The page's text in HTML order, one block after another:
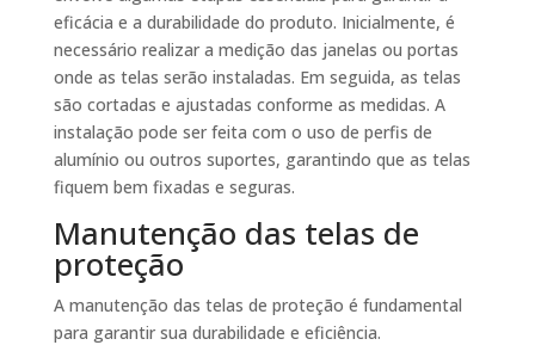
eficácia e a durabilidade do produto. Inicialmente, é
necessário realizar a medição das janelas ou portas
onde as telas serão instaladas. Em seguida, as telas
são cortadas e ajustadas conforme as medidas. A
instalação pode ser feita com o uso de perfis de
alumínio ou outros suportes, garantindo que as telas
fiquem bem fixadas e seguras.
Manutenção das telas de
proteção
A manutenção das telas de proteção é fundamental
para garantir sua durabilidade e eficiência.